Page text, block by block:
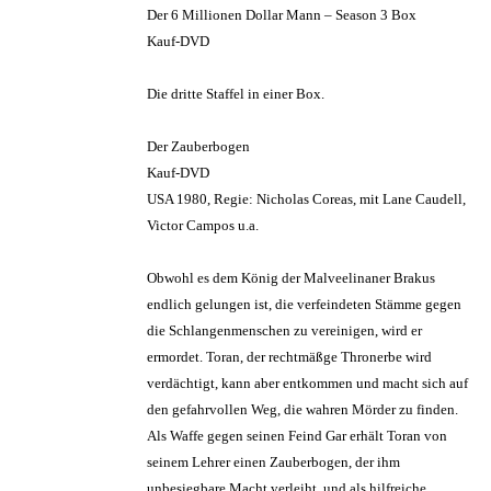
Der 6 Millionen Dollar Mann – Season 3 Box
Kauf-DVD
Die dritte Staffel in einer Box.
Der Zauberbogen
Kauf-DVD
USA 1980, Regie: Nicholas Coreas, mit Lane Caudell,
Victor Campos u.a.
Obwohl es dem König der Malveelinaner Brakus
endlich gelungen ist, die verfeindeten Stämme gegen
die Schlangenmenschen zu vereinigen, wird er
ermordet. Toran, der rechtmäßge Thronerbe wird
verdächtigt, kann aber entkommen und macht sich auf
den gefahrvollen Weg, die wahren Mörder zu finden.
Als Waffe gegen seinen Feind Gar erhält Toran von
seinem Lehrer einen Zauberbogen, der ihm